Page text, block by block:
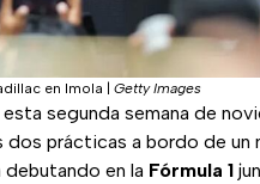
en Imola Getty Images
segunda semana de
dos prácticas a bordo de un
debutando en la Fórmula 1